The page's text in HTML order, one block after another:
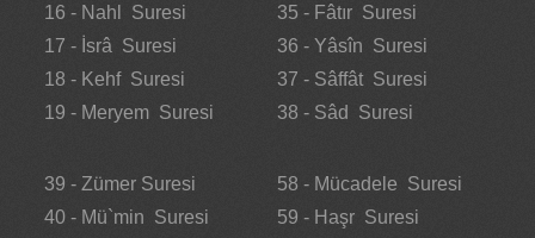
16 - Nahl Suresi
17 - İsrâ Suresi
18 - Kehf Suresi
19 - Meryem Suresi
35 - Fâtır Suresi
36 - Yâsîn Suresi
37 - Sâffât Suresi
38 - Sâd Suresi
39 - Zümer Suresi
40 - Mü`min Suresi
58 - Mücadele Suresi
59 - Haşr Suresi